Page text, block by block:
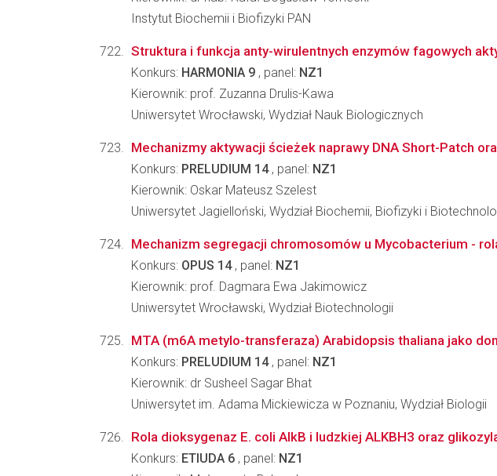
Instytut Biochemii i Biofizyki PAN
Struktura i funkcja anty-wirulentnych enzymów fagowych
Konkurs: HARMONIA 9 , panel: NZ1
Kierownik: prof. Zuzanna Drulis-Kawa
Uniwersytet Wrocławski, Wydział Nauk Biologicznych
Mechanizmy aktywacji ścieżek naprawy DNA Short-Patch
Konkurs: PRELUDIUM 14, panel: NZ1
Kierownik: Oskar Mateusz Szelest
Uniwersytet Jagielloński, Wydział Biochemii, Biofizyki i
Mechanizm segregacji chromosomów u Mycobacterium -
Konkurs: OPUS 14, panel: NZ1
Kierownik: prof. Dagmara Ewa Jakimowicz
Uniwersytet Wrocławski, Wydział Biotechnologii
MTA (m6A metylo-transferaza) Arabidopsis thaliana jako
Konkurs: PRELUDIUM 14, panel: NZ1
Kierownik: dr Susheel Sagar Bhat
Uniwersytet im. Adama Mickiewicza w Poznaniu, Wydział Biologii
Rola dioksygenaz E. coli AlkB i ludzkiej ALKBH3 oraz
Konkurs: ETIUDA 6 , panel: NZ1